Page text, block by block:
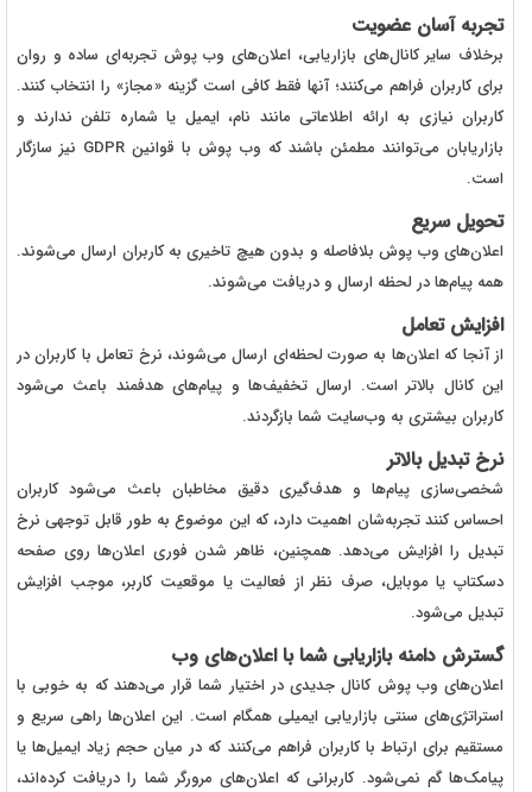
تجربه آسان عضویت
برخلاف سایر کانال‌های بازاریابی، اعلان‌های وب پوش تجربه‌ای ساده و روان
برای کاربران فراهم می‌کنند؛ آنها فقط کافی است گزینه «مجاز» را انتخاب کنند.
کاربران نیازی به ارائه اطلاعاتی مانند نام، ایمیل یا شماره تلفن ندارند و
بازاریابان می‌توانند مطمئن باشند که وب پوش با قوانین GDPR نیز سازگار
است.
تحویل سریع
اعلان‌های وب پوش بلافاصله و بدون هیچ تاخیری به کاربران ارسال می‌شوند.
همه پیام‌ها در لحظه ارسال و دریافت می‌شوند.
افزایش تعامل
از آنجا که اعلان‌ها به صورت لحظه‌ای ارسال می‌شوند، نرخ تعامل با کاربران در
این کانال بالاتر است. ارسال تخفیف‌ها و پیام‌های هدفمند باعث می‌شود
کاربران بیشتری به وب‌سایت شما بازگردند.
نرخ تبدیل بالاتر
شخصی‌سازی پیام‌ها و هدف‌گیری دقیق مخاطبان باعث می‌شود کاربران
احساس کنند تجربه‌شان اهمیت دارد، که این موضوع به طور قابل توجهی نرخ
تبدیل را افزایش می‌دهد. همچنین، ظاهر شدن فوری اعلان‌ها روی صفحه
دسکتاپ یا موبایل، صرف نظر از فعالیت یا موقعیت کاربر، موجب افزایش
تبدیل می‌شود.
گسترش دامنه بازاریابی شما با اعلان‌های وب
اعلان‌های وب پوش کانال جدیدی در اختیار شما قرار می‌دهند که به خوبی با
استراتژی‌های سنتی بازاریابی ایمیلی همگام است. این اعلان‌ها راهی سریع و
مستقیم برای ارتباط با کاربران فراهم می‌کنند که در میان حجم زیاد ایمیل‌ها یا
پیامک‌ها گم نمی‌شود. کاربرانی که اعلان‌های مرورگر شما را دریافت کرده‌اند،